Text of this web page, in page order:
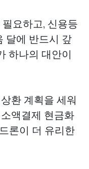
요하고, 신용등
달에 반드시 갚
하나의 대안이
환 계획을 세워
액결제 현금화
론이 더 유리한